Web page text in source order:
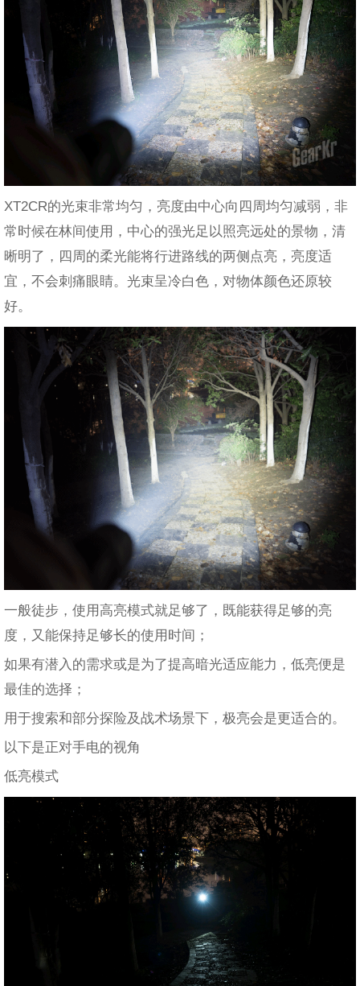
XT2CR的光束非常均匀，亮度由中心向四周均匀减弱，非
常时候在林间使用，中心的强光足以照亮远处的景物，清
晰明了，四周的柔光能将行进路线的两侧点亮，亮度适
宜，不会刺痛眼睛。光束呈冷白色，对物体颜色还原较
好。
一般徒步，使用高亮模式就足够了，既能获得足够的亮
度，又能保持足够长的使用时间；
如果有潜入的需求或是为了提高暗光适应能力，低亮便是
最佳的选择；
用于搜索和部分探险及战术场景下，极亮会是更适合的。
以下是正对手电的视角
低亮模式